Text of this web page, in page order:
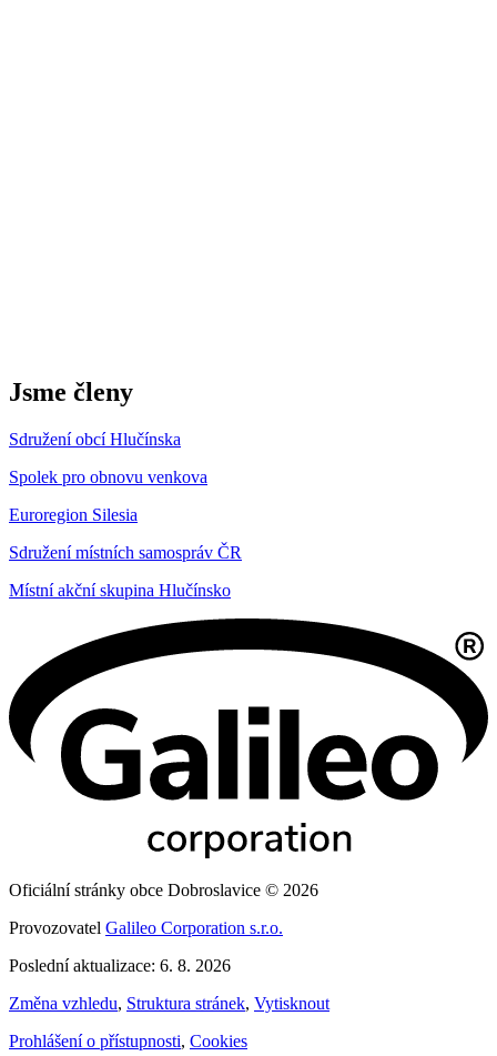
Jsme členy
Sdružení obcí Hlučínska
Spolek pro obnovu venkova
Euroregion Silesia
Sdružení místních samospráv ČR
Místní akční skupina Hlučínsko
Oficiální stránky obce Dobroslavice © 2026
Provozovatel Galileo Corporation s.r.o.
Poslední aktualizace: 6. 8. 2026
Změna vzhledu, Struktura stránek, Vytisknout
Prohlášení o přístupnosti, Cookies